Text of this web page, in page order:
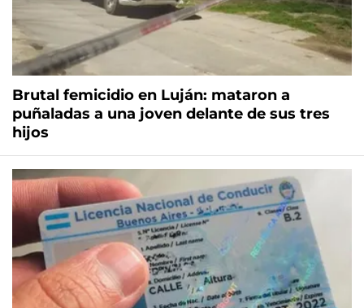
Brutal femicidio en Luján: mataron a
puñaladas a una joven delante de sus tres
hijos